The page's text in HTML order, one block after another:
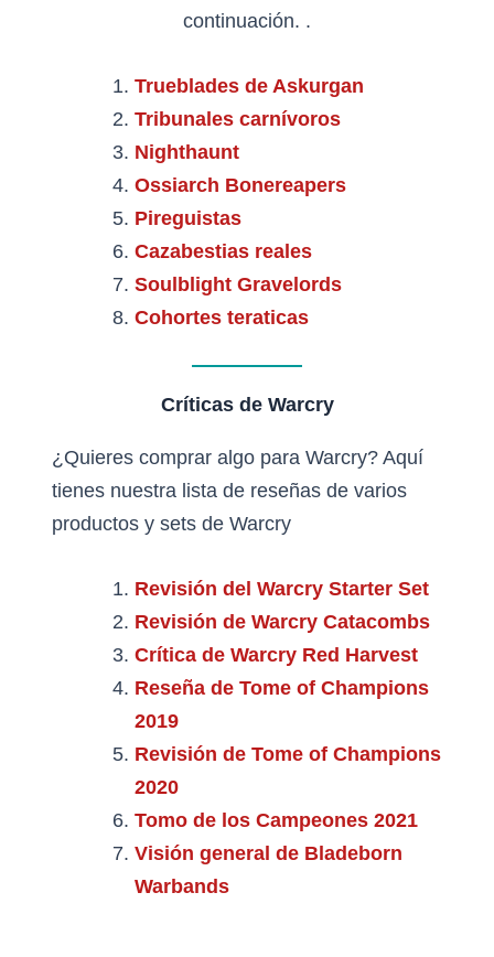
continuación. .
Trueblades de Askurgan
Tribunales carnívoros
Nighthaunt
Ossiarch Bonereapers
Pireguistas
Cazabestias reales
Soulblight Gravelords
Cohortes teraticas
Críticas de Warcry
¿Quieres comprar algo para Warcry? Aquí
tienes nuestra lista de reseñas de varios
productos y sets de Warcry
Revisión del Warcry Starter Set
Revisión de Warcry Catacombs
Crítica de Warcry Red Harvest
Reseña de Tome of Champions
2019
Revisión de Tome of Champions
2020
Tomo de los Campeones 2021
Visión general de Bladeborn
Warbands